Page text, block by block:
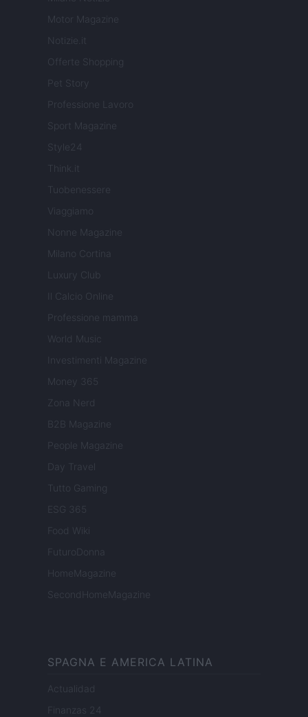
Motor Magazine
Notizie.it
Offerte Shopping
Pet Story
Professione Lavoro
Sport Magazine
Style24
Think.it
Tuobenessere
Viaggiamo
Nonne Magazine
Milano Cortina
Luxury Club
Il Calcio Online
Professione mamma
World Music
Investimenti Magazine
Money 365
Zona Nerd
B2B Magazine
People Magazine
Day Travel
Tutto Gaming
ESG 365
Food Wiki
FuturoDonna
HomeMagazine
SecondHomeMagazine
SPAGNA E AMERICA LATINA
Actualidad
Finanzas 24